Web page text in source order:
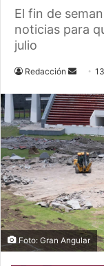
El fin de
noticias para
julio
Redacción
Send
email
Foto: Gran Angular